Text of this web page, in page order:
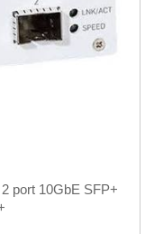
port 10GbE SFP+